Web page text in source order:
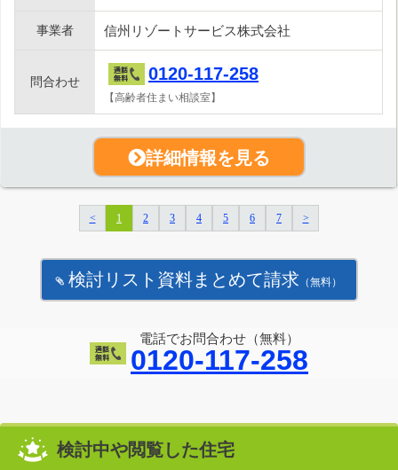
事業者 信州リゾートサービス株式会社
問合わせ 0120-117-258
【高齢者住まい相談室】
詳細情報を見る
< 1 2 3 4 5 6 7 >
検討リスト資料まとめて請求 （無料）
電話でお問合わせ（無料）
0120-117-258
検討中や閲覧した住宅